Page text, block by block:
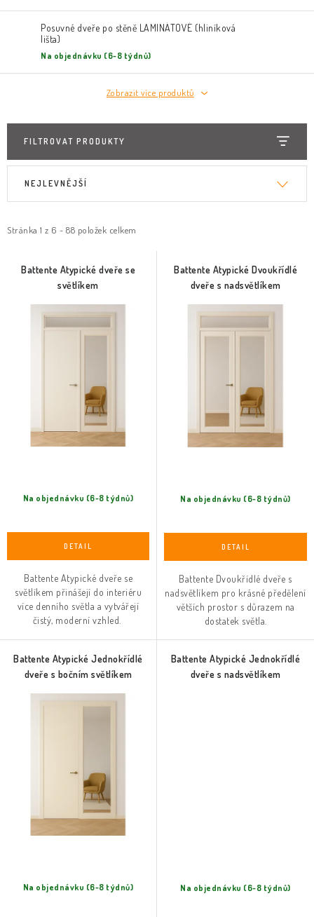
Posuvné dveře po stěně LAMINÁTOVÉ (hliníková
lišta)
Na objednávku (6-8 týdnů)
Zobrazit více produktů
FILTROVAT PRODUKTY
iStránka 1 z 6 - 88 položek celkem
e
NEJLEVNĚJŠÍ
Battente Atypické dveře se
světlíkem
Na objednávku (6-8 týdnů)
Battente Atypické dveře se
světlíkem přinášejí do interiéru
více denního světla a vytvářejí
čistý, moderní vzhled.
Battente Atypické Dvoukřídlé
dveře s nadsvětlíkem
Na objednávku (6-8 týdnů)
Battente Dvoukřídlé dveře s
nadsvětlíkem pro krásné předělení
větších prostor s důrazem na
dostatek světla.
Battente Atypické Jednokřídlé
dveře s bočním světlíkem
Na objednávku (6-8 týdnů)
Battente Atypické Jednokřídlé
dveře s nadsvětlíkem
Na objednávku (6-8 týdnů)